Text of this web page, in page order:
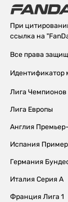
При
ссылка на
Все права
Идентификатор
Лига Чемпионов
Лига Европы
Англия
Испания
Германия
Италия Серия А
Франция Лига 1